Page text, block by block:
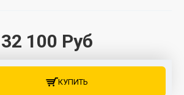
32 100 Руб
КУПИТЬ